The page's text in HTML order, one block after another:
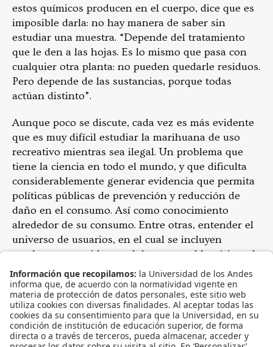
estos químicos producen en el cuerpo, dice que es
imposible darla: no hay manera de saber sin
estudiar una muestra. “Depende del tratamiento
que le den a las hojas. Es lo mismo que pasa con
cualquier otra planta: no pueden quedarle residuos.
Pero depende de las sustancias, porque todas
actúan distinto”.
Aunque poco se discute, cada vez es más evidente
que es muy difícil estudiar la marihuana de uso
recreativo mientras sea ilegal. Un problema que
tiene la ciencia en todo el mundo, y que dificulta
considerablemente generar evidencia que permita
políticas públicas de prevención y reducción de
daño en el consumo. Así como conocimiento
alrededor de su consumo. Entre otras, entender el
universo de usuarios, en el cual se incluyen
muchos consumidores adultos no problemáticos de
la sustancia y que no reportan que les afecte su
salud.
En materia de marihuana, la ciencia conoce muy
poco. Se sabe que no hay casos reportados de
sobredosis. O que hay evidencia sustancial de su